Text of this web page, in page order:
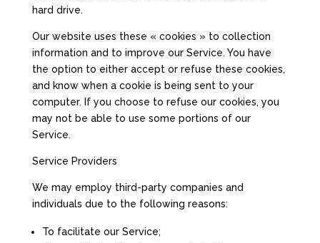
hard drive.
Our website uses these « cookies » to collection
information and to improve our Service. You have
the option to either accept or refuse these cookies,
and know when a cookie is being sent to your
computer. If you choose to refuse our cookies, you
may not be able to use some portions of our
Service.
Service Providers
We may employ third-party companies and
individuals due to the following reasons:
To facilitate our Service;